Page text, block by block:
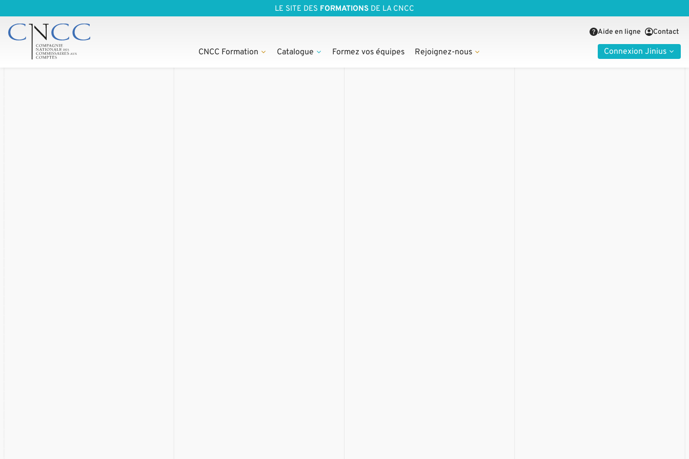
LE SITE DES FORMATIONS DE LA CNCC
CNCC Formation Catalogue Formez vos équipes Rejoignez-nous
Aide en ligne Contact
Connexion Jinius